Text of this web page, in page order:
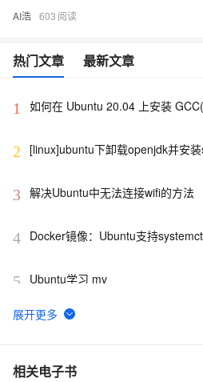
AI浩 603
热门文章 最新文章
1 如何在 Ubuntu 20.04 上安装
2 [linux]ubuntu下卸载openjdk并安
3 解决Ubuntu中无法连接wifi的方法
4 Docker镜像：Ubuntu支持
5 Ubuntu学习 mv
6 在Ubuntu 22.04系统上安装
7 Centos 7、Debian及Ubuntu系统
相关电子书